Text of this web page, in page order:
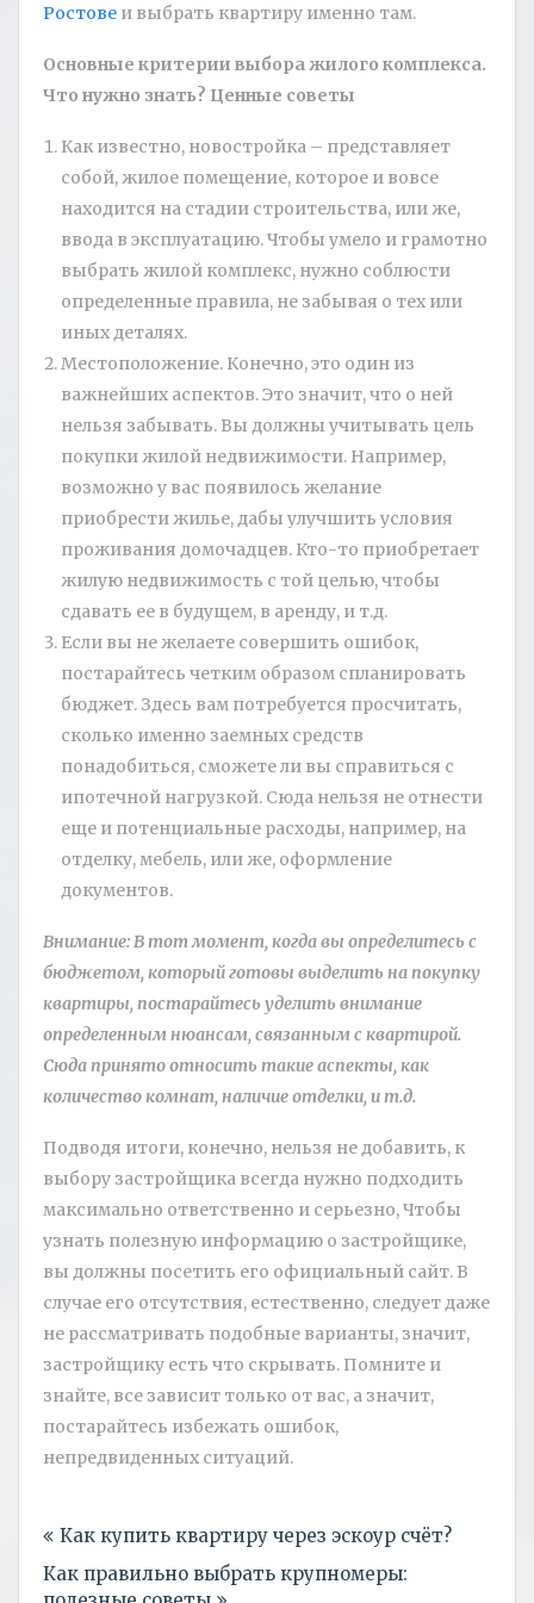
Ростове и выбрать квартиру именно там.
Основные критерии выбора жилого комплекса.
Что нужно знать? Ценные советы
Как известно, новостройка – представляет
собой, жилое помещение, которое и вовсе
находится на стадии строительства, или же,
ввода в эксплуатацию. Чтобы умело и грамотно
выбрать жилой комплекс, нужно соблюсти
определенные правила, не забывая о тех или
иных деталях.
Местоположение. Конечно, это один из
важнейших аспектов. Это значит, что о ней
нельзя забывать. Вы должны учитывать цель
покупки жилой недвижимости. Например,
возможно у вас появилось желание
приобрести жилье, дабы улучшить условия
проживания домочадцев. Кто-то приобретает
жилую недвижимость с той целью, чтобы
сдавать ее в будущем, в аренду, и т.д.
Если вы не желаете совершить ошибок,
постарайтесь четким образом спланировать
бюджет. Здесь вам потребуется просчитать,
сколько именно заемных средств
понадобиться, сможете ли вы справиться с
ипотечной нагрузкой. Сюда нельзя не отнести
еще и потенциальные расходы, например, на
отделку, мебель, или же, оформление
документов.
Внимание: В тот момент, когда вы определитесь с
бюджетом, который готовы выделить на покупку
квартиры, постарайтесь уделить внимание
определенным нюансам, связанным с квартирой.
Сюда принято относить такие аспекты, как
количество комнат, наличие отделки, и т.д.
Подводя итоги, конечно, нельзя не добавить, к
выбору застройщика всегда нужно подходить
максимально ответственно и серьезно, Чтобы
узнать полезную информацию о застройщике,
вы должны посетить его официальный сайт. В
случае его отсутствия, естественно, следует даже
не рассматривать подобные варианты, значит,
застройщику есть что скрывать. Помните и
знайте, все зависит только от вас, а значит,
постарайтесь избежать ошибок,
непредвиденных ситуаций.
по
записям
Как купить квартиру через эскоур счёт?
Как правильно выбрать крупномеры: